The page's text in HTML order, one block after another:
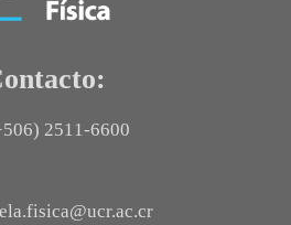
2511-6600